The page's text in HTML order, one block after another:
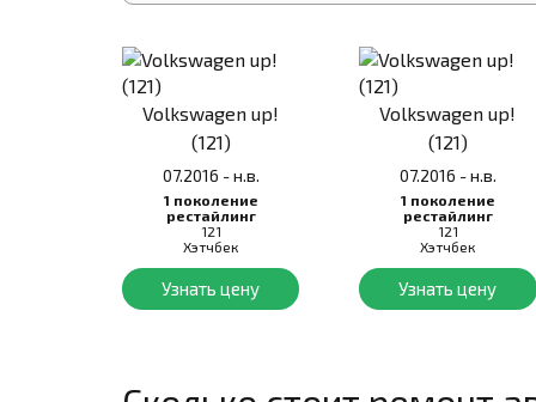
Volkswagen up!
(121)
07.2016 - н.в.
1 поколение
рестайлинг
121
Хэтчбек
Узнать цену
Volkswagen up!
(121)
07.2016 - н.в.
1 поколение
рестайлинг
121
Хэтчбек
Узнать цену